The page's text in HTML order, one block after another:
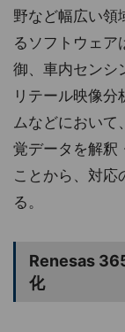
野など幅広い領
るソフトウェア
御、車内センシ
リテール映像
ムなどにおいて
覚データを解釈
ことから、対応
る。
Renesas
化